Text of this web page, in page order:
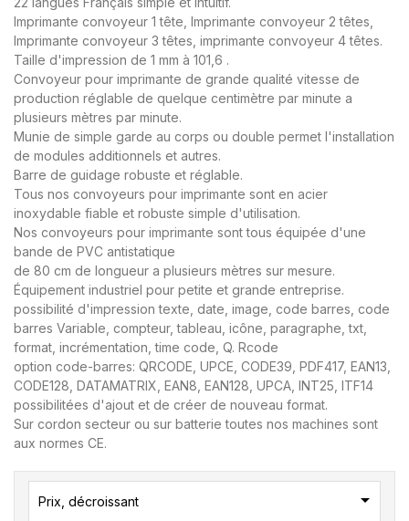
Imprimante convoyeur 1 tête, Imprimante convoyeur 2 têtes,
Imprimante convoyeur 3 têtes, imprimante convoyeur 4 têtes.
Taille d'impression de 1 mm à 101,6 .
Convoyeur pour imprimante de grande qualité vitesse de
production réglable de quelque centimètre par minute a
plusieurs mètres par minute.
Munie de simple garde au corps ou double permet l'installation
de modules additionnels et autres.
Barre de guidage robuste et réglable.
Tous nos convoyeurs pour imprimante sont en acier
inoxydable fiable et robuste simple d'utilisation.
Nos convoyeurs pour imprimante sont tous équipée d'une
bande de PVC antistatique
de 80 cm de longueur a plusieurs mètres sur mesure.
Équipement industriel pour petite et grande entreprise.
possibilité d'impression texte, date, image, code barres, code
barres Variable, compteur, tableau, icône, paragraphe, txt,
format, incrémentation, time code, Q. Rcode
option code-barres: QRCODE, UPCE, CODE39, PDF417, EAN13,
CODE128, DATAMATRIX, EAN8, EAN128, UPCA, INT25, ITF14
possibilitées d'ajout et de créer de nouveau format.
Sur cordon secteur ou sur batterie toutes nos machines sont
aux normes CE.
Prix, décroissant 